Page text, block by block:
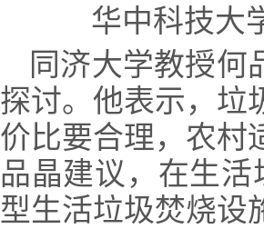
华中科技大
同济大学教授何
探讨。他表示，垃
价比要合理，农村
品晶建议，在生
型生活垃圾焚烧设